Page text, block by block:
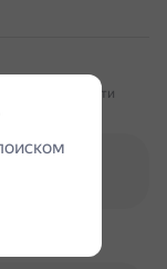
при